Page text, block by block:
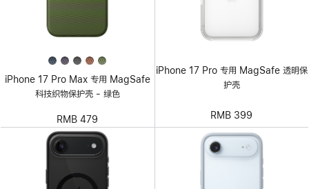
iPhone 17 Pro Max 专用 MagSafe
科技织物保护壳 - 绿色
RMB 479
iPhone 17 Pro 专用 MagSafe 透明保
护壳
RMB 399